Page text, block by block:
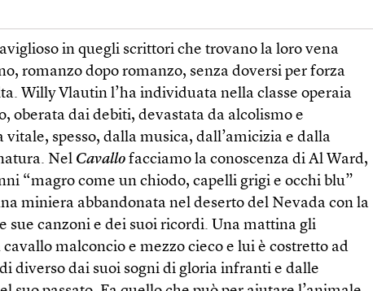
in quegli scrittori che trovano la loro vena
romanzo dopo romanzo, senza doversi per forza
Willy Vlautin l’ha individuata nella classe operaia
oberata dai debiti, devastata da alcolismo e
vitale, spesso, dalla musica, dall’amicizia e dalla
Nel Cavallo facciamo la conoscenza di Al Ward,
“magro come un chiodo, capelli grigi e occhi blu”
miniera abbandonata nel deserto del Nevada con la
sue canzoni e dei suoi ricordi. Una mattina gli
malconcio e mezzo cieco e lui è costretto ad
diverso dai suoi sogni di gloria infranti e dalle